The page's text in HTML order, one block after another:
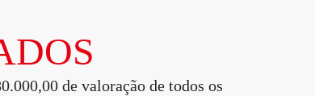
de valoração de todos os